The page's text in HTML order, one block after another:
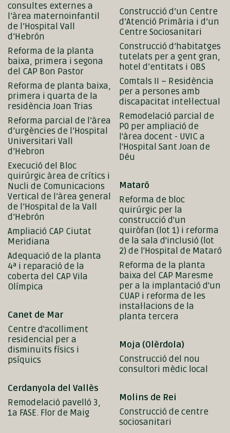
consultes externes a
l’àrea maternoinfantil
de l’Hospital Vall
d’Hebrón
Reforma de la planta
baixa, primera i segona
del CAP Bon Pastor
Reforma de planta baixa,
primera i quarta de la
residència Joan Trias
Reforma parcial de l’àrea
d’urgències de l’Hospital
Universitari Vall
d’Hebron
Execució del Bloc
quirúrgic àrea de crítics i
Nucli de Comunicacions
Vertical de l’àrea general
de l’Hospital de la Vall
d’Hebrón
Ampliació CAP Ciutat
Meridiana
Adequació de la planta
4ª i reparació de la
coberta del CAP Vila
Olímpica
Canet de Mar
Centre d'acolliment
residencial per a
disminuïts físics i
psíquics
Cerdanyola del Vallès
Remodelació pavelló 3,
1a FASE. Flor de Maig
Construcció d’un Centre
d’Atenció Primària i d’un
Centre Sociosanitari
Construcció d’habitatges
tutelats per a gent gran,
hotel d’entitats i OBS
Comtals II – Residència
per a persones amb
discapacitat intel·lectual
Remodelació parcial de
P0 per ampliació de
l'àrea docent - UVIC a
l'Hospital Sant Joan de
Déu
Mataró
Reforma de bloc
quirúrgic per la
construcció d'un
quiròfan (lot 1) i reforma
de la sala d'inclusió (lot
2) de l'Hospital de Mataró
Reforma de la planta
baixa del CAP Maresme
per a la implantació d'un
CUAP i reforma de les
instal·lacions de la
planta tercera
Moja (Olèrdola)
Construcció del nou
consultori mèdic local
Molins de Rei
Construcció de centre
sociosanitari